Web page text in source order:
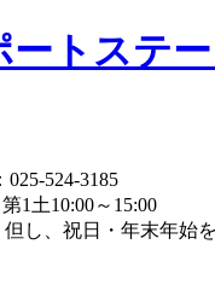
第1土10:00～15:00
但し、祝日・年末年始